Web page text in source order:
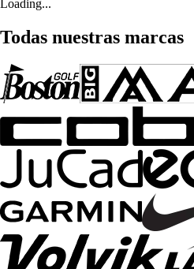
Loading...
Todas nuestras marcas